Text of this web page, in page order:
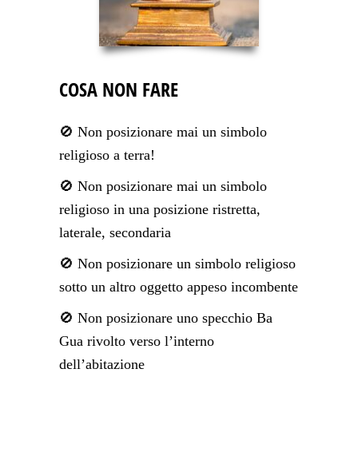
COSA NON FARE
🚫 Non posizionare mai un simbolo
religioso a terra!
🚫 Non posizionare mai un simbolo
religioso in una posizione ristretta,
laterale, secondaria
🚫 Non posizionare un simbolo religioso
sotto un altro oggetto appeso incombente
🚫 Non posizionare uno specchio Ba
Gua rivolto verso l’interno
dell’abitazione